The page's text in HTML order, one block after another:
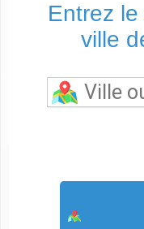
Entrez
ville